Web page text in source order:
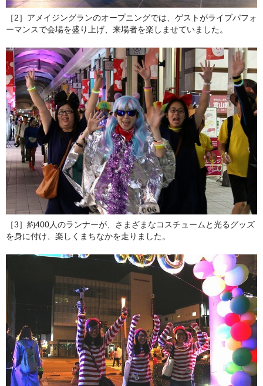
［2］アメイジングランのオープニングでは、ゲストがライブパフォ
ーマンスで会場を盛り上げ、来場者を楽しませていました。
［3］約400人のランナーが、さまざまなコスチュームと光るグッズ
を身に付け、楽しくまちなかを走りました。